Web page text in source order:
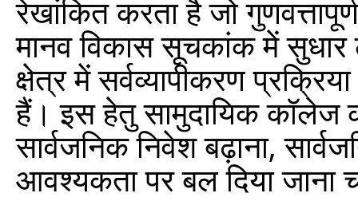
रेखांकित करता है जो
मानव विकास सूचकांक में
क्षेत्र में सर्वव्यापीकरण
हैं। इस हेतु सामुदायिक कॉलेज
सार्वजनिक निवेश बढ़ाना,
आवश्यकता पर बल दिया जाना